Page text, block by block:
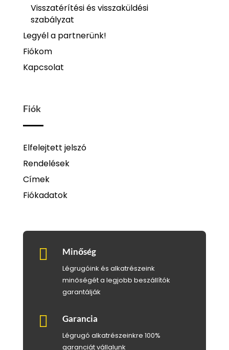
Visszatérítési és visszaküldési
szabályzat
Legyél a partnerünk!
Fiókom
Kapcsolat
Fiók
Elfelejtett jelszó
Rendelések
Címek
Fiókadatok
 Minőség
Légrugóink és alkatrészeink
minőségét a legjobb beszállítók
garantálják
 Garancia
Légrugó alkatrészeinkre 100%
garanciát vállalunk